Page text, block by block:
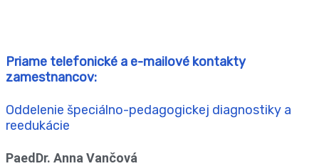
Priame telefonické a e-mailové kontakty
zamestnancov:
Oddelenie špeciálno-pedagogickej diagnostiky a
reedukácie
PaedDr. Anna Vančová